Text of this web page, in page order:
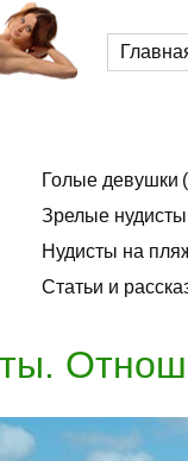
Голые девушки
Зрелые нудисты
Нудисты на
Статьи и